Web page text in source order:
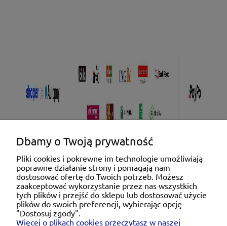
Pomoc
Moje konto
Dbamy o Twoją prywatność
Pliki cookies i pokrewne im technologie umożliwiają
poprawne działanie strony i pomagają nam
dostosować ofertę do Twoich potrzeb. Możesz
zaakceptować wykorzystanie przez nas wszystkich
tych plików i przejść do sklepu lub dostosować użycie
plików do swoich preferencji, wybierając opcję
"Dostosuj zgody".
Więcej o plikach cookies przeczytasz w naszej